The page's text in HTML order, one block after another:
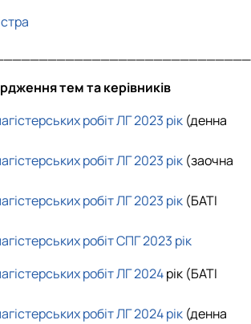
тем та керівників
робіт ЛГ 2023 рік (денна
робіт ЛГ 2023 рік (заочна
робіт ЛГ 2023 рік (БАТІ
робіт СПГ 2023 рік
робіт ЛГ 2024рік (БАТІ
робіт ЛГ 2024 рік (денна